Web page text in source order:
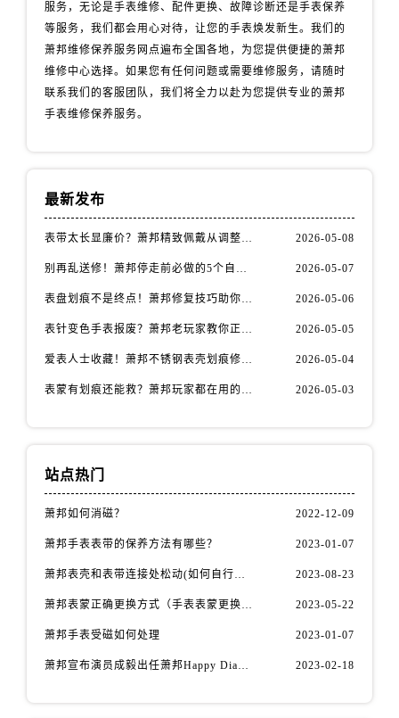
安徽省宣城市宣州区叠嶂西路萧邦售后服务中心（需提前预约）
江苏省常州市新北区龙锦路1590号现代传媒中心5号楼10层1008室萧邦售后服务中心（需提前预约）
江苏省宿迁市宿城区西湖路萧邦售后服务中心（需提前预约）
江西省南昌市红谷滩新区红谷中大道998号绿地双子塔（中央广场）A1座办公楼14层1407室萧邦售后服务中心（需提前预约）
服务，无论是手表维修、配件更换、故障诊断还是手表保养
等服务，我们都会用心对待，让您的手表焕发新生。我们的
萧邦维修保养服务网点遍布全国各地，为您提供便捷的萧邦
维修中心选择。如果您有任何问题或需要维修服务，请随时
联系我们的客服团队，我们将全力以赴为您提供专业的萧邦
手表维修保养服务。
最新发布
表带太长显廉价？萧邦精致佩戴从调整开始！ 2026-05-08
别再乱送修！萧邦停走前必做的5个自检步骤 2026-05-07
表盘划痕不是终点！萧邦修复技巧助你重拾自信 2026-05-06
表针变色手表报废？萧邦老玩家教你正确应对 2026-05-05
爱表人士收藏！萧邦不锈钢表壳划痕修复指南 2026-05-04
表蒙有划痕还能救？萧邦玩家都在用的修复方法 2026-05-03
站点热门
萧邦如何消磁？ 2022-12-09
萧邦手表表带的保养方法有哪些？ 2023-01-07
萧邦表壳和表带连接处松动(如何自行修复) 2023-08-23
萧邦表蒙正确更换方式（手表表蒙更换知识） 2023-05-22
萧邦手表受磁如何处理 2023-01-07
萧邦宣布演员成毅出任萧邦Happy Diamonds系列品牌大使 2023-02-18